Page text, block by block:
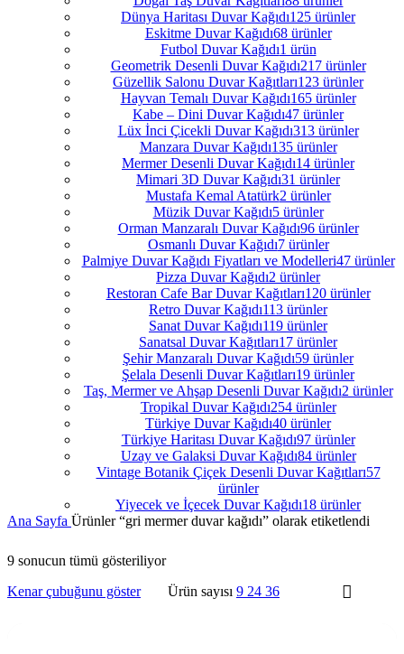
Dünya Haritası Duvar Kağıdı125 ürünler
Eskitme Duvar Kağıdı68 ürünler
Futbol Duvar Kağıdı1 ürün
Geometrik Desenli Duvar Kağıdı217 ürünler
Güzellik Salonu Duvar Kağıtları123 ürünler
Hayvan Temalı Duvar Kağıdı165 ürünler
Kabe – Dini Duvar Kağıdı47 ürünler
Lüx İnci Çicekli Duvar Kağıdı313 ürünler
Manzara Duvar Kağıdı135 ürünler
Mermer Desenli Duvar Kağıdı14 ürünler
Mimari 3D Duvar Kağıdı31 ürünler
Mustafa Kemal Atatürk2 ürünler
Müzik Duvar Kağıdı5 ürünler
Orman Manzaralı Duvar Kağıdı96 ürünler
Osmanlı Duvar Kağıdı7 ürünler
Palmiye Duvar Kağıdı Fiyatları ve Modelleri47 ürünler
Pizza Duvar Kağıdı2 ürünler
Restoran Cafe Bar Duvar Kağıtları120 ürünler
Retro Duvar Kağıdı113 ürünler
Sanat Duvar Kağıdı119 ürünler
Sanatsal Duvar Kağıtları17 ürünler
Şehir Manzaralı Duvar Kağıdı59 ürünler
Şelala Desenli Duvar Kağıtları19 ürünler
Taş, Mermer ve Ahşap Desenli Duvar Kağıdı2 ürünler
Tropikal Duvar Kağıdı254 ürünler
Türkiye Duvar Kağıdı40 ürünler
Türkiye Haritası Duvar Kağıdı97 ürünler
Uzay ve Galaksi Duvar Kağıdı84 ürünler
Vintage Botanik Çiçek Desenli Duvar Kağıtları57
ürünler
Yiyecek ve İçecek Duvar Kağıdı18 ürünler
Ana Sayfa Ürünler “gri mermer duvar kağıdı” olarak etiketlendi
9 sonucun tümü gösteriliyor
Kenar çubuğunu göster
Ürün sayısı 9 24 36